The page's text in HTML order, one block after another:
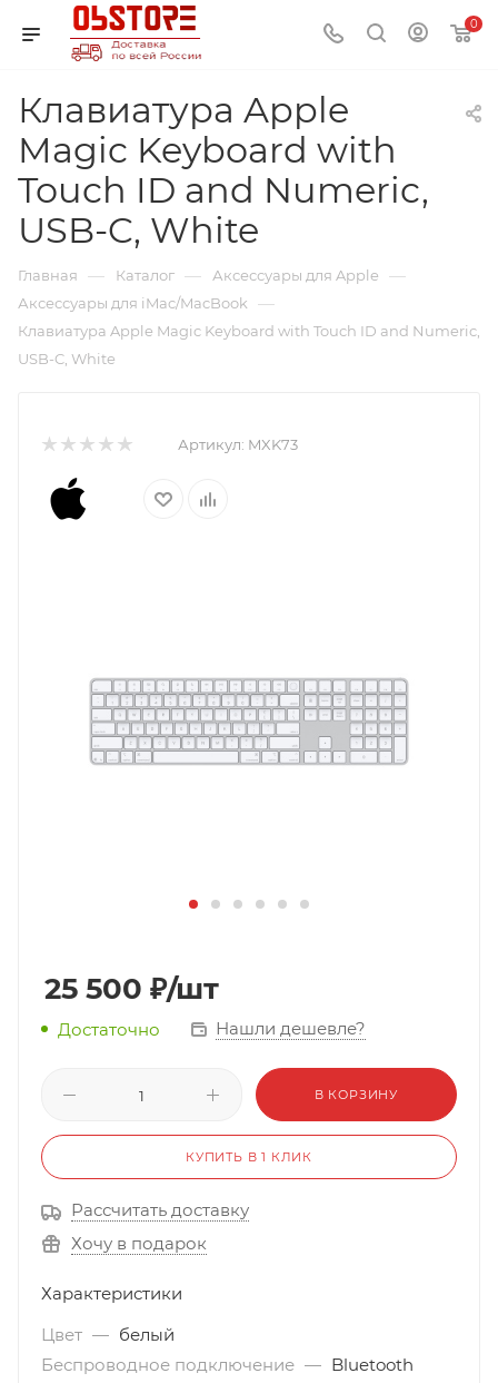
0
Клавиатура Apple
Magic Keyboard with
Touch ID and Numeric,
USB-C, White
Главная — Каталог — Аксессуары для Apple —
Аксессуары для iMac/MacBook —
Клавиатура Apple Magic Keyboard with Touch ID and Numeric,
USB-C, White
Артикул: MXK73
25 500 ₽/шт
Достаточно Нашли дешевле?
В КОРЗИНУ
КУПИТЬ В 1 КЛИК
Рассчитать доставку
Хочу в подарок
Характеристики
Цвет — белый
Беспроводное подключение — Bluetooth